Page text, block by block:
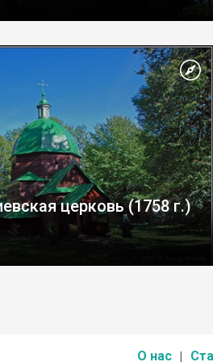
церковь (1758 г.)
О нас